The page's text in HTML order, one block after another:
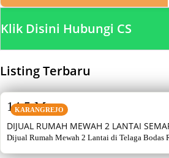
Klik Disini Hubungi CS
Listing Terbaru
KARANGREJO
DIJUAL RUMAH MEWAH 2 LANTAI
Dijual Rumah Mewah 2 Lantai di Telaga Bodas
14,5 M